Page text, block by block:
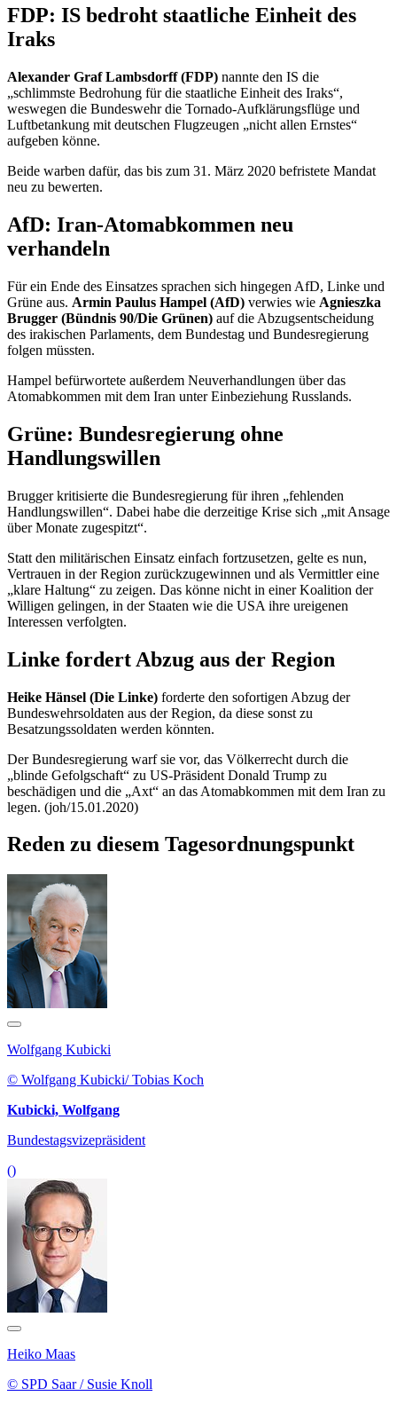
FDP: IS bedroht staatliche Einheit des
Iraks
Alexander Graf Lambsdorff (FDP) nannte den IS die
„schlimmste Bedrohung für die staatliche Einheit des Iraks“,
weswegen die Bundeswehr die Tornado-Aufklärungsflüge und
Luftbetankung mit deutschen Flugzeugen „nicht allen Ernstes“
aufgeben könne.
Beide warben dafür, das bis zum 31. März 2020 befristete Mandat
neu zu bewerten.
AfD: Iran-Atomabkommen neu
verhandeln
Für ein Ende des Einsatzes sprachen sich hingegen AfD, Linke und
Grüne aus. Armin Paulus Hampel (AfD) verwies wie Agnieszka
Brugger (Bündnis 90/Die Grünen) auf die Abzugsentscheidung
des irakischen Parlaments, dem Bundestag und Bundesregierung
folgen müssten.
Hampel befürwortete außerdem Neuverhandlungen über das
Atomabkommen mit dem Iran unter Einbeziehung Russlands.
Grüne: Bundesregierung ohne
Handlungswillen
Brugger kritisierte die Bundesregierung für ihren „fehlenden
Handlungswillen“. Dabei habe die derzeitige Krise sich „mit Ansage
über Monate zugespitzt“.
Statt den militärischen Einsatz einfach fortzusetzen, gelte es nun,
Vertrauen in der Region zurückzugewinnen und als Vermittler eine
„klare Haltung“ zu zeigen. Das könne nicht in einer Koalition der
Willigen gelingen, in der Staaten wie die USA ihre ureigenen
Interessen verfolgten.
Linke fordert Abzug aus der Region
Heike Hänsel (Die Linke) forderte den sofortigen Abzug der
Bundeswehrsoldaten aus der Region, da diese sonst zu
Besatzungssoldaten werden könnten.
Der Bundesregierung warf sie vor, das Völkerrecht durch die
„blinde Gefolgschaft“ zu US-Präsident Donald Trump zu
beschädigen und die „Axt“ an das Atomabkommen mit dem Iran zu
legen. (joh/15.01.2020)
Reden zu diesem Tagesordnungspunkt
Wolfgang Kubicki
© Wolfgang Kubicki/ Tobias Koch
Kubicki, Wolfgang
Bundestagsvizepräsident
()
Heiko Maas
© SPD Saar / Susie Knoll